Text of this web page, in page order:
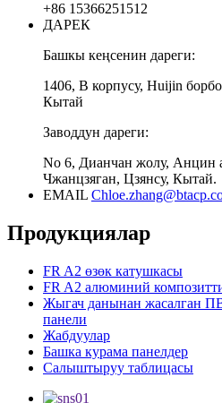
+86 15366251512
ДАРЕК
Башкы кеңсенин дареги:
1406, В корпусу, Huijin
Кытай
Заводдун дареги:
No 6, Дианчан жолу,
Чжанцзяган, Цзянсу, Кытай.
EMAIL
Продукциялар
FR A2 өзөк катушкасы
FR A2 алюминий
Жыгач данынан жасалган
панели
Жабдуулар
Башка курама панелдер
Салыштыруу таблицасы